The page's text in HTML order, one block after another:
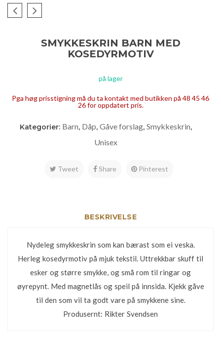
SMYKKESKRIN BARN MED
KOSEDYRMOTIV
på lager
Pga høg prisstigning må du ta kontakt med butikken på 48 45 46
26 for oppdatert pris.
Kategorier: Barn, Dåp, Gåve forslag, Smykkeskrin,
Unisex
Tweet Share Pinterest
BESKRIVELSE
Nydeleg smykkeskrin som kan bærast som ei veska.
Herleg kosedyrmotiv på mjuk tekstil. Uttrekkbar skuff til
esker og større smykke, og små rom til ringar og
øyrepynt. Med magnetlås og speil på innsida. Kjekk gåve
til den som vil ta godt vare på smykkene sine.
Produsernt: Rikter Svendsen